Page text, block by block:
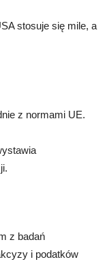
stosuje się mile, a
z normami UE.
z badań
i podatków